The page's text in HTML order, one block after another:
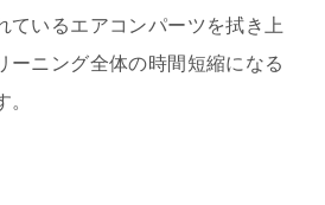
ているエアコンパーツを拭き上
ーニング全体の時間短縮になる